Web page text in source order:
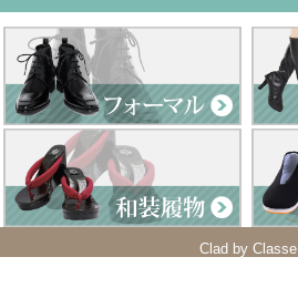
Clad by Classe